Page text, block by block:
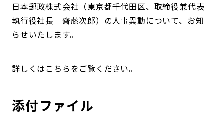
日本郵政株式会社（東京都千代田区、取締役兼代表
執行役社長 齋藤次郎）の人事異動について、お知
らせいたします。
詳しくはこちらをご覧ください。
添付ファイル